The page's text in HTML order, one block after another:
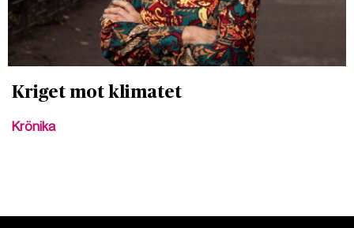
Kriget mot klimatet
Krönika